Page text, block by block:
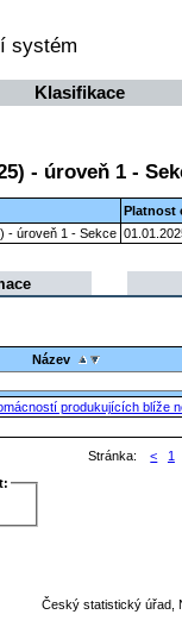
systém
Klasifikace
- úroveň 1 -
Platnost
- úroveň 1 - Sekce
Název
produkujících blíže
Stránka: < 1
Český statistický úřad,